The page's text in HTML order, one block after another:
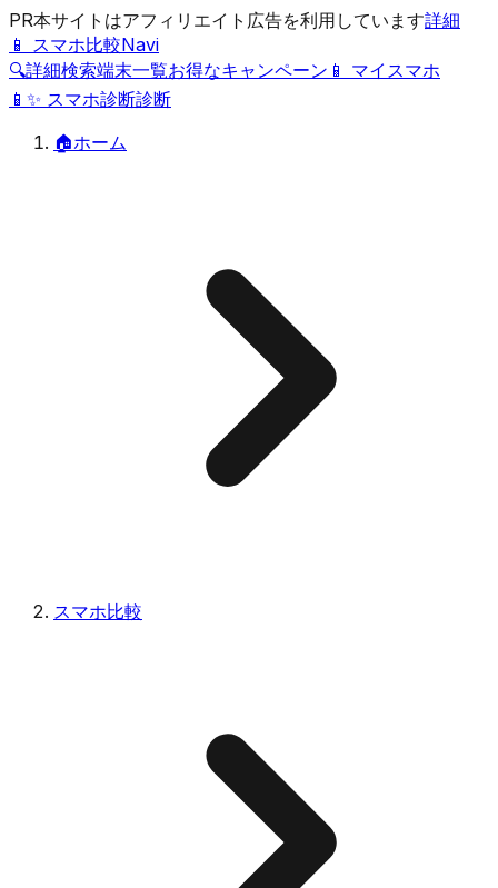
PR本サイトはアフィリエイト広告を利用しています詳細
📱 スマホ比較Navi
🔍詳細検索端末一覧お得なキャンペーン 📱 マイスマホ
📱 ✨ スマホ診断診断
🏠ホーム
スマホ比較